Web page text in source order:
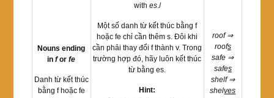
Nouns ending
inforfe
Danh từ kết thúc
bằng f hoặc fe
with es./
Một số danh từ kết thúc bằng f
hoặc fe chỉ cần thêm s. Đôi khi
cần phải thay đổi f thành v. Trong
trường hợp đó, hãy luôn kết thúc
từ bằng es.
Hint:
roof ⇒
roofs
safe ⇒
safes
shelf ⇒
shelves